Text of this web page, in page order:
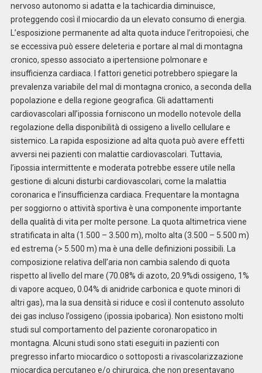
nervoso autonomo si adatta e la tachicardia diminuisce,
proteggendo così il miocardio da un elevato consumo di energia.
L’esposizione permanente ad alta quota induce l’eritropoiesi, che
se eccessiva può essere deleteria e portare al mal di montagna
cronico, spesso associato a ipertensione polmonare e
insufficienza cardiaca. I fattori genetici potrebbero spiegare la
prevalenza variabile del mal di montagna cronico, a seconda della
popolazione e della regione geografica. Gli adattamenti
cardiovascolari all’ipossia forniscono un modello notevole della
regolazione della disponibilità di ossigeno a livello cellulare e
sistemico. La rapida esposizione ad alta quota può avere effetti
avversi nei pazienti con malattie cardiovascolari. Tuttavia,
l’ipossia intermittente e moderata potrebbe essere utile nella
gestione di alcuni disturbi cardiovascolari, come la malattia
coronarica e l’insufficienza cardiaca. Frequentare la montagna
per soggiorno o attività sportiva è una componente importante
della qualità di vita per molte persone. La quota altimetrica viene
stratificata in alta (1.500 – 3.500 m), molto alta (3.500 – 5.500 m)
ed estrema (> 5.500 m) ma è una delle definizioni possibili. La
composizione relativa dell’aria non cambia salendo di quota
rispetto al livello del mare (70.08% di azoto, 20.9%di ossigeno, 1%
di vapore acqueo, 0.04% di anidride carbonica e quote minori di
altri gas), ma la sua densità si riduce e così il contenuto assoluto
dei gas incluso l’ossigeno (ipossia ipobarica). Non esistono molti
studi sul comportamento del paziente coronaropatico in
montagna. Alcuni studi sono stati eseguiti in pazienti con
pregresso infarto miocardico o sottoposti a rivascolarizzazione
miocardica percutaneo e/o chirurgica, che non presentavano